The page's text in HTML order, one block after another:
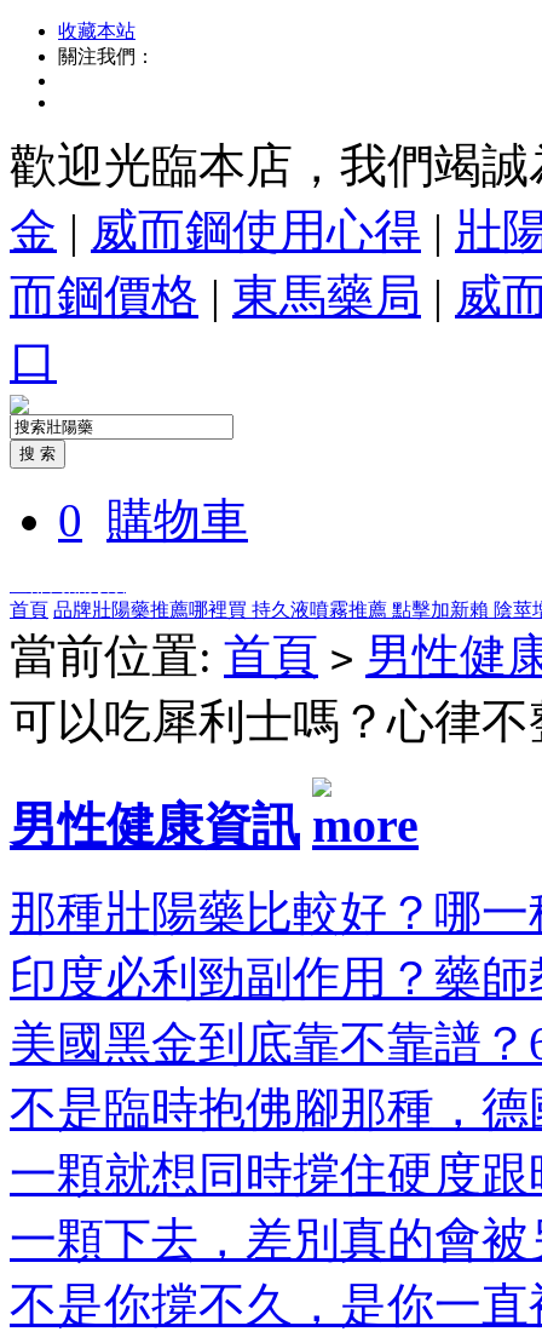
收藏本站
關注我們：
歡迎光臨本店，我們竭
金 | 威而鋼使用心得 | 壯
而鋼價格 | 東馬藥局 | 威
口
0 購物車
首頁 品牌壯陽藥推薦哪裡買 持久液噴霧推薦 點擊加新賴 陰莖
當前位置: 首頁 > 男性健
可以吃犀利士嗎？心律
男性健康資訊
那種壯陽藥比較好？哪
印度必利勁副作用？藥
美國黑金到底靠不靠譜？
不是臨時抱佛腳那種，
一顆就想同時撐住硬度
一顆下去，差別真的會
不是你撐不久，是你一